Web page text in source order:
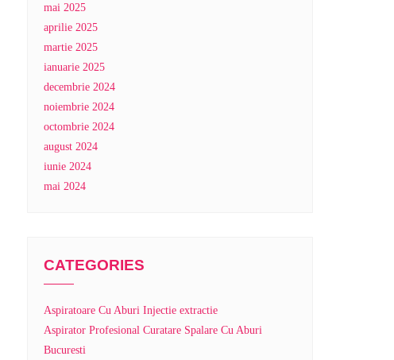
mai 2025
aprilie 2025
martie 2025
ianuarie 2025
decembrie 2024
noiembrie 2024
octombrie 2024
august 2024
iunie 2024
mai 2024
CATEGORIES
Aspiratoare Cu Aburi Injectie extractie
Aspirator Profesional Curatare Spalare Cu Aburi
Bucuresti